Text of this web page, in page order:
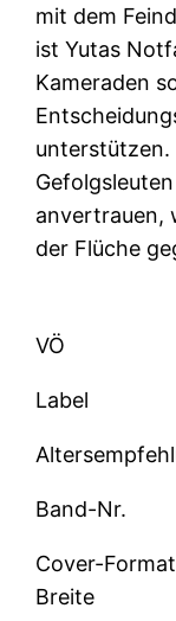
mit dem
ist Yutas
Kameraden
unterstützen.
anvertrauen,
der Flüche
VÖ
Label
Band-Nr.
Cover-Format
Breite